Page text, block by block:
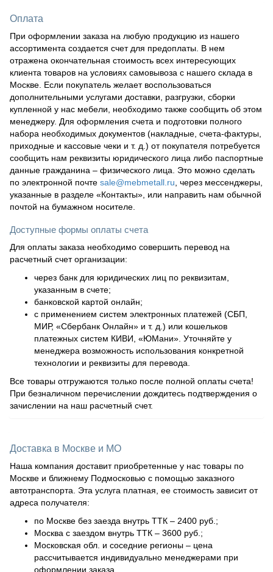
Оплата
При оформлении заказа на любую продукцию из нашего
ассортимента создается счет для предоплаты. В нем
отражена окончательная стоимость всех интересующих
клиента товаров на условиях самовывоза с нашего склада в
Москве. Если покупатель желает воспользоваться
дополнительными услугами доставки, разгрузки, сборки
купленной у нас мебели, необходимо также сообщить об этом
менеджеру. Для оформления счета и подготовки полного
набора необходимых документов (накладные, счета-фактуры,
приходные и кассовые чеки и т. д.) от покупателя потребуется
сообщить нам реквизиты юридического лица либо паспортные
данные гражданина – физического лица. Это можно сделать
по электронной почте sale@mebmetall.ru , через мессенджеры,
указанные в разделе «Контакты», или направить нам обычной
почтой на бумажном носителе.
Доступные формы оплаты счета
Для оплаты заказа необходимо совершить перевод на
расчетный счет организации:
через банк для юридических лиц по реквизитам,
указанным в счете;
банковской картой онлайн;
с применением систем электронных платежей (СБП,
МИР, «Сбербанк Онлайн» и т. д.) или кошельков
платежных систем КИВИ, «ЮМани». Уточняйте у
менеджера возможность использования конкретной
технологии и реквизиты для перевода.
Все товары отгружаются только после полной оплаты счета!
При безналичном перечислении дождитесь подтверждения о
зачислении на наш расчетный счет.
Доставка в Москве и МО
Наша компания доставит приобретенные у нас товары по
Москве и ближнему Подмосковью с помощью заказного
автотранспорта. Эта услуга платная, ее стоимость зависит от
адреса получателя:
по Москве без заезда внутрь ТТК – 2400 руб.;
Москва с заездом внутрь ТТК – 3600 руб.;
Московская обл. и соседние регионы – цена
рассчитывается индивидуально менеджерами при
оформлении заказа.